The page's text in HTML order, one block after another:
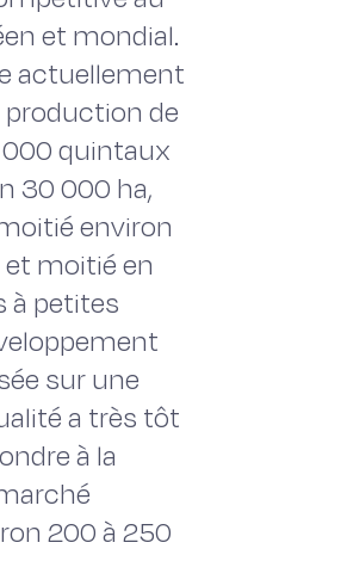
et mondial.
actuellement
de
quintaux
30 000 ha,
environ
moitié en
à petites
sur une
a très tôt
à la
200 à 250